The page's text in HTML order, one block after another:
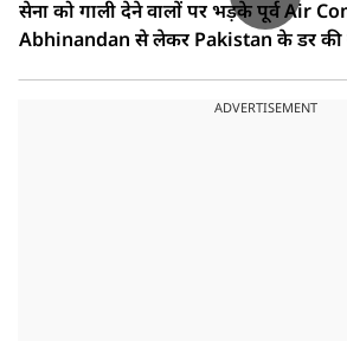
सेना को गाली देने वालों पर भड़के पूर्व Air
Abhinandan से लेकर Pakistan के डर की
ADVERTISEMENT